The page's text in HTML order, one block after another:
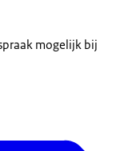
mogelijk bij